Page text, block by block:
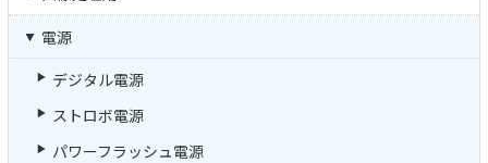
電源
デジタル電源
ストロボ電源
パワーフラッシュ電源